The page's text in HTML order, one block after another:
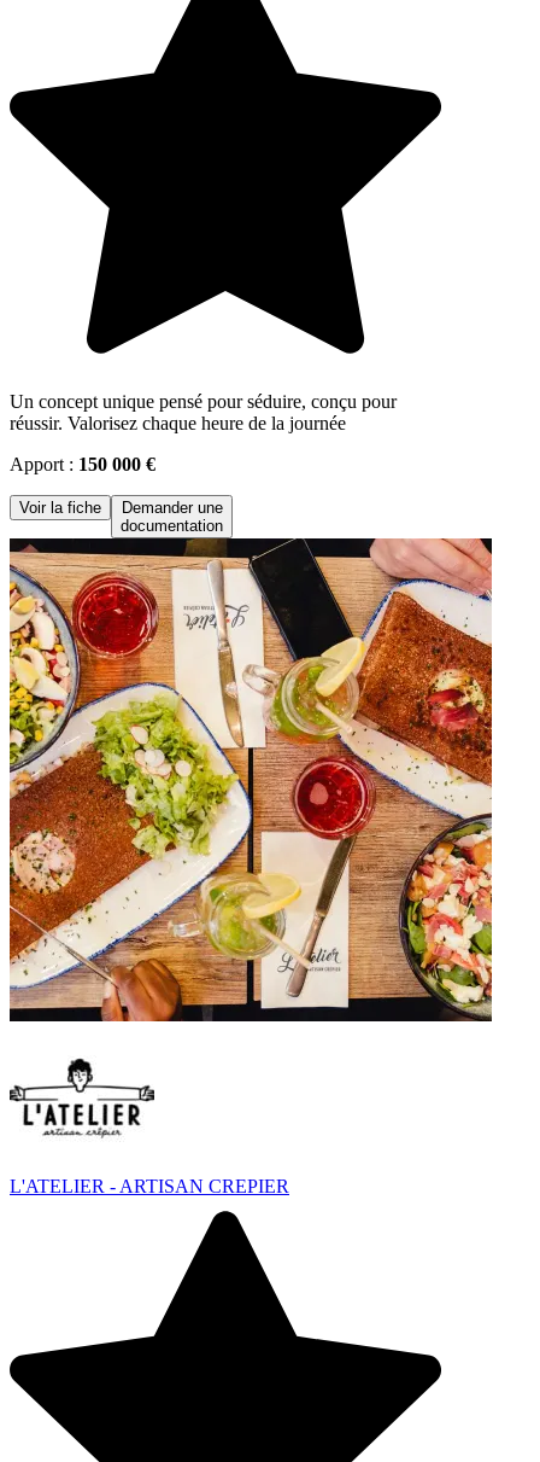
Un concept unique pensé pour séduire, conçu pour
réussir. Valorisez chaque heure de la journée
Apport : 150 000 €
Voir la fiche
Demander une
documentation
L'ATELIER - ARTISAN CREPIER